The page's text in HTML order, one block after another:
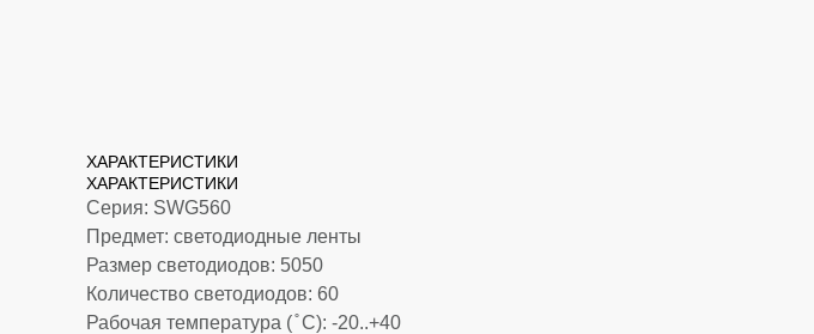
ХАРАКТЕРИСТИКИ
ХАРАКТЕРИСТИКИ
Серия: SWG560
Предмет: светодиодные ленты
Размер светодиодов: 5050
Количество светодиодов: 60
Рабочая температура ( ̊ С): -20..+40